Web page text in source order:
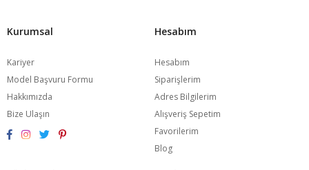
Kurumsal
Kariyer
Model Başvuru Formu
Hakkımızda
Bize Ulaşın
Hesabım
Hesabım
Siparişlerim
Adres Bilgilerim
Alışveriş Sepetim
Favorilerim
Blog